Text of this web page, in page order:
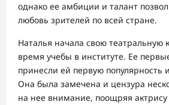
однако ее амбиции и талант
любовь зрителей по всей стране.
Наталья начала свою театральную
время учебы в институте. Ее
принесли ей первую популярность
Она была замечена и цензура
на нее внимание, поощряя